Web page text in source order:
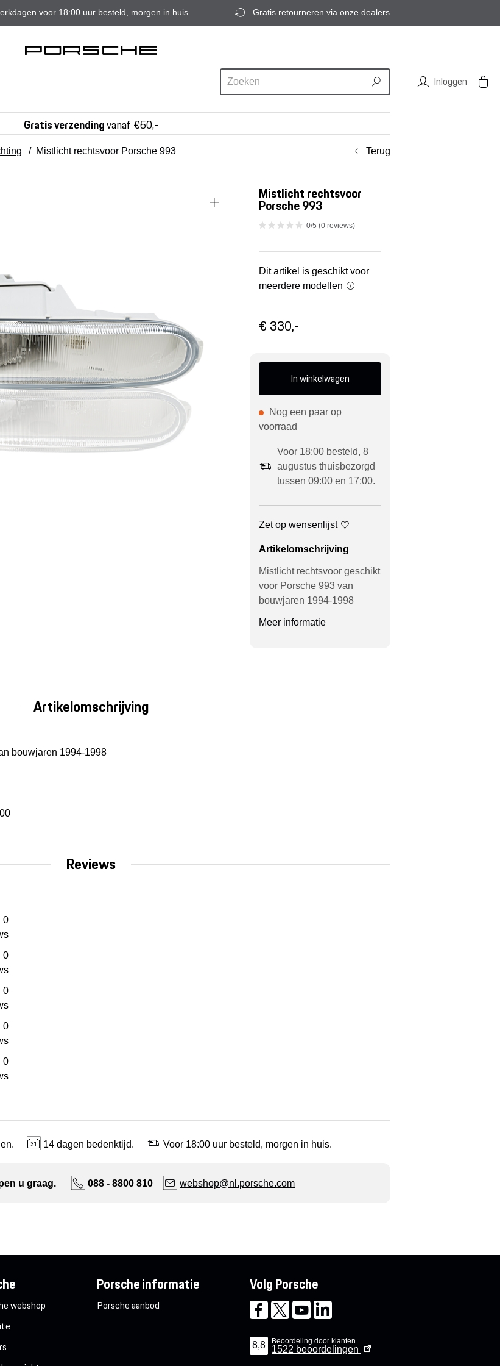
voor 18:00 uur besteld, morgen in huis Gratis retourneren via onze dealers
Inloggen
Gratis verzendingvanaf €50,-
/ Mistlicht rechtsvoor Porsche 993 Terug
Mistlicht rechtsvoor
Porsche 993
0/5 (0 reviews)
Dit artikel is geschikt voor
meerdere modellen
€ 330,-
In winkelwagen
Nog een paar op
voorraad
Voor 18:00 besteld, 8
augustus thuisbezorgd
tussen 09:00 en 17:00.
Zet op wensenlijst
Artikelomschrijving
Mistlicht rechtsvoor geschikt
voor Porsche 993 van
bouwjaren 1994-1998
Meer informatie
Artikelomschrijving
bouwjaren 1994-1998
Reviews
0
0
0
0
0
14 dagen bedenktijd. Voor 18:00 uur besteld, morgen in huis.
u graag. 088 - 8800 810 webshop@nl.porsche.com
webshop
Porsche informatie
Porsche aanbod
Volg Porsche
8,8 Beoordeling door klanten
1522 beoordelingen